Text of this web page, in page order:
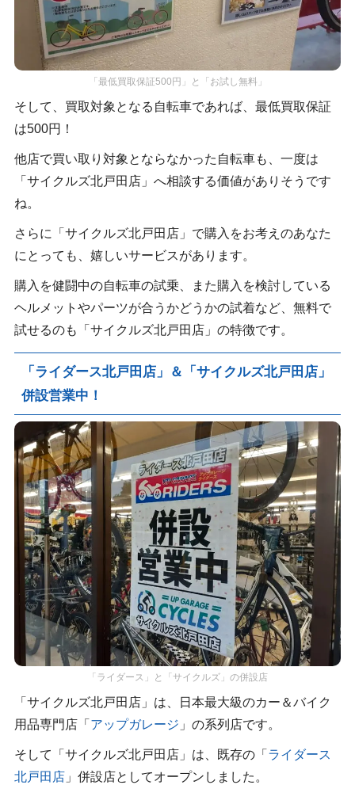
「最低買取保証500円」と「お試し無料」
そして、買取対象となる自転車であれば、最低買取保証
は500円！
他店で買い取り対象とならなかった自転車も、一度は
「サイクルズ北戸田店」へ相談する価値がありそうです
ね。
さらに「サイクルズ北戸田店」で購入をお考えのあなた
にとっても、嬉しいサービスがあります。
購入を健闘中の自転車の試乗、また購入を検討している
ヘルメットやパーツが合うかどうかの試着など、無料で
試せるのも「サイクルズ北戸田店」の特徴です。
「ライダース北戸田店」＆「サイクルズ北戸田店」
併設営業中！
「ライダース」と「サイクルズ」の併設店
「サイクルズ北戸田店」は、日本最大級のカー＆バイク
用品専門店「 アップガレージ 」の系列店です。
そして「サイクルズ北戸田店」は、既存の「 ライダース
北戸田店」併設店としてオープンしました。